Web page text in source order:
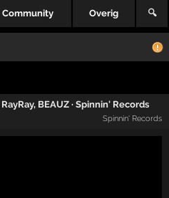
Community Overig 🔍
RayRay, BEAUZ ·Spinnin' Records
Spinnin' Records